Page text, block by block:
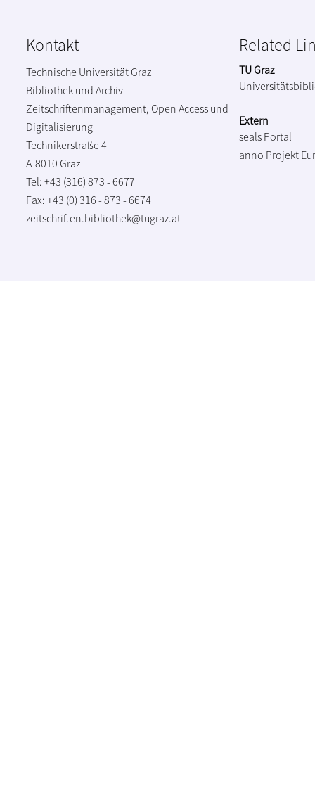
Kontakt
Technische Universität Graz
Bibliothek und Archiv
Zeitschriftenmanagement, Open Access und
Digitalisierung
Technikerstraße 4
A-8010 Graz
Tel: +43 (316) 873 - 6677
Fax: +43 (0) 316 - 873 - 6674
zeitschriften.bibliothek@tugraz.at
Related
TU Graz
Extern
seals Portal
anno Projekt